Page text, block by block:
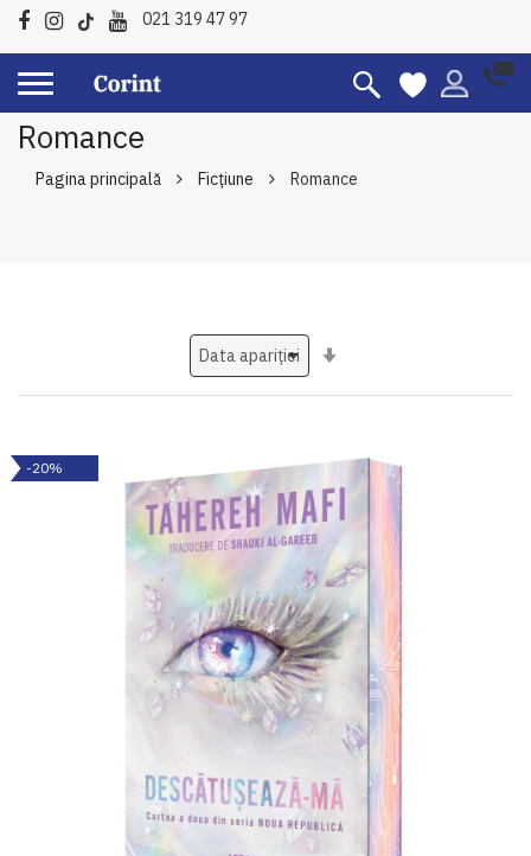
021 319 47 97
Romance
Pagina principală Ficțiune Romance
-20%